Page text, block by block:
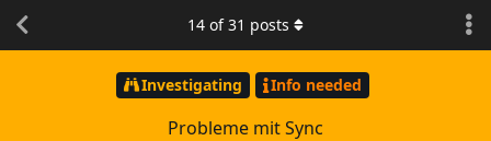
Investigating Info needed
Probleme mit Sync
14 of31 posts